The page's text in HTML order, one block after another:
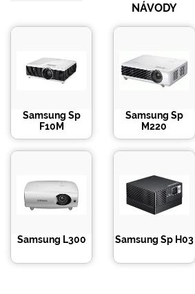
NÁVODY
Samsung Sp
F10M
Samsung Sp
M220
Samsung L300 Samsung Sp H03